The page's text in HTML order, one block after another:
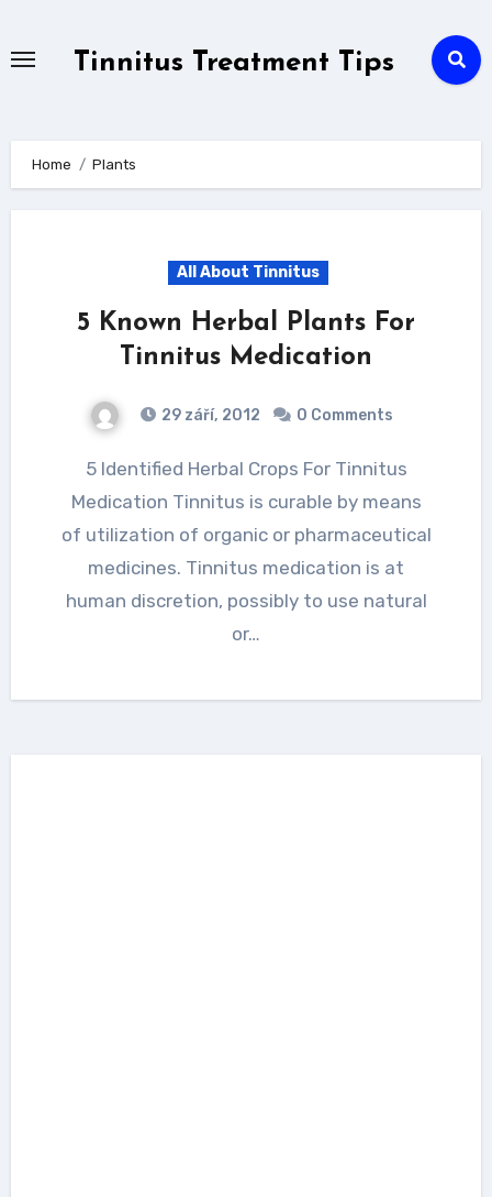
Tinnitus Treatment Tips
Home Plants
All About Tinnitus
5 Known Herbal Plants For
Tinnitus Medication
29 září, 2012 0 Comments
5 Identified Herbal Crops For Tinnitus
Medication Tinnitus is curable by means
of utilization of organic or pharmaceutical
medicines. Tinnitus medication is at
human discretion, possibly to use natural
or…